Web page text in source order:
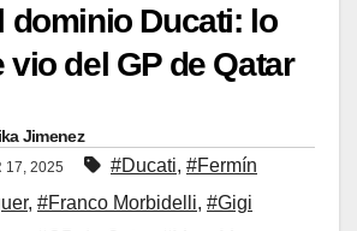
dominio Ducati: lo
vio del GP de Qatar
Jimenez
17, 2025 #Ducati, #Fermín
, #Franco Morbidelli, #Gigi